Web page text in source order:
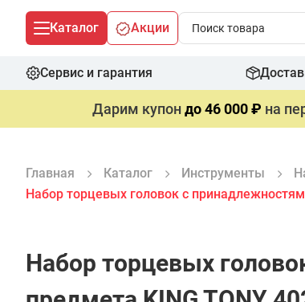
Каталог Акции
Сервис и гарантия
Дарим купондо 46 000 ₽ на
Главная Каталог Инструменты
Набор торцевых головок с
Набор торцевых